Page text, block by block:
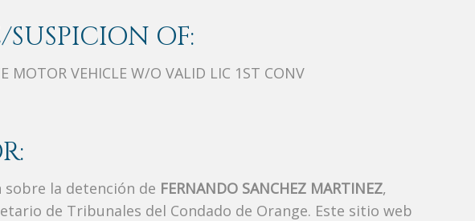
OF:
MOTOR VEHICLE W/O VALID LIC 1ST CONV
la detención de FERNANDO SANCHEZ MARTINEZ,
de Tribunales del Condado de Orange. Este sitio web